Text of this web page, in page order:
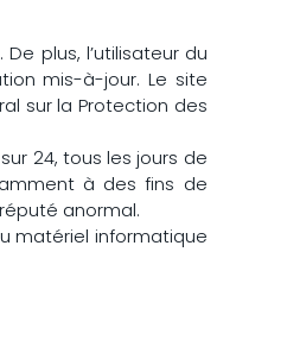
plus, l’utilisateur du
mis-à-jour. Le site
sur la Protection des
24, tous les jours de
à des fins de
anormal.
matériel informatique